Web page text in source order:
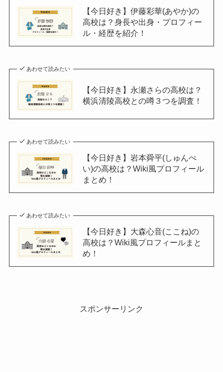
【今日好き】伊藤彩華(あやか)の
高校は？身長や出身・プロフィー
ル・経歴を紹介！
あわせて読みたい
【今日好き】永瀬さらの高校は？
横浜清陵高校との噂３つを調査！
あわせて読みたい
【今日好き】岩本舜平(しゅんぺ
い)の高校は？Wiki風プロフィール
まとめ！
あわせて読みたい
【今日好き】大森心音(ここね)の
高校は？Wiki風プロフィールまと
め！
スポンサーリンク